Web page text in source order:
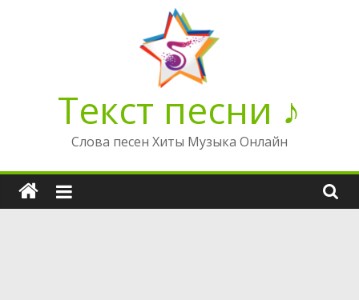
Текст песни ♪
Слова песен Хиты Музыка Онлайн